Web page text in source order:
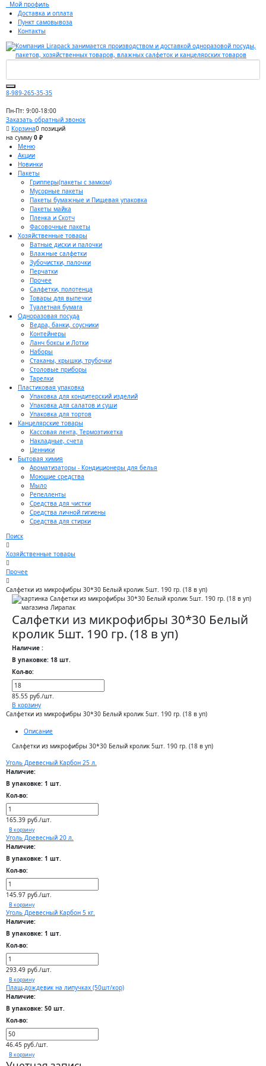
Мой профиль
Доставка и оплата
Пункт самовывоза
Контакты
8-989-265-35-35
Пн-Пт: 9:00-18:00
Заказать обратный звонок
Корзина0 позиций
на сумму 0 ₽
Меню
Акции
Новинки
Пакеты
Грипперы(пакеты с замком)
Мусорные пакеты
Пакеты бумажные и Пищевая упаковка
Пакеты майка
Пленка и Скотч
Фасовочные пакеты
Хозяйственные товары
Ватные диски и палочки
Влажные салфетки
Зубочистки, палочки
Перчатки
Прочее
Салфетки, полотенца
Товары для выпечки
Туалетная бумага
Одноразовая посуда
Ведра, банки, соусники
Контейнеры
Ланч боксы и Лотки
Наборы
Стаканы, крышки, трубочки
Столовые приборы
Тарелки
Пластиковая упаковка
Упаковка для кондитерский изделий
Упаковка для салатов и суши
Упаковка для тортов
Канцелярские товары
Кассовая лента, Термоэтикетка
Накладные, счета
Ценники
Бытовая химия
Ароматизаторы - Кондиционеры для белья
Моющие средства
Мыло
Репелленты
Средства для чистки
Средства личной гигиены
Средства для стирки
Поиск
Хозяйственные товары
Прочее
Салфетки из микрофибры 30*30 Белый кролик 5шт. 190 гр. (18 в уп)
Салфетки из микрофибры 30*30 Белый
кролик 5шт. 190 гр. (18 в уп)
Наличие :
В упаковке: 18 шт.
Кол-во:
85.55 руб./шт.
В корзину
Салфетки из микрофибры 30*30 Белый кролик 5шт. 190 гр. (18 в уп)
Описание
Салфетки из микрофибры 30*30 Белый кролик 5шт. 190 гр. (18 в уп)
Уголь Древесный Карбон 25 л.
Наличие:
В упаковке: 1 шт.
Кол-во:
165.39 руб./шт.
В корзину
Уголь Древесный 20 л.
Наличие:
В упаковке: 1 шт.
Кол-во:
145.97 руб./шт.
В корзину
Уголь Древесный Карбон 5 кг.
Наличие:
В упаковке: 1 шт.
Кол-во:
293.49 руб./шт.
В корзину
Плащ-дождевик на липучках (50шт/кор)
Наличие:
В упаковке: 50 шт.
Кол-во:
46.45 руб./шт.
В корзину